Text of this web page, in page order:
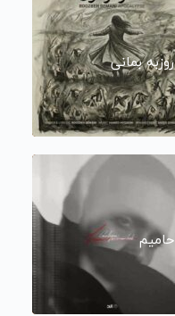
روزبه بمانی
حامیم